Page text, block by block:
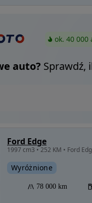
ok. 40
auto? Sprawdź,
Ford Edge
Wyróżnione
78 000 km